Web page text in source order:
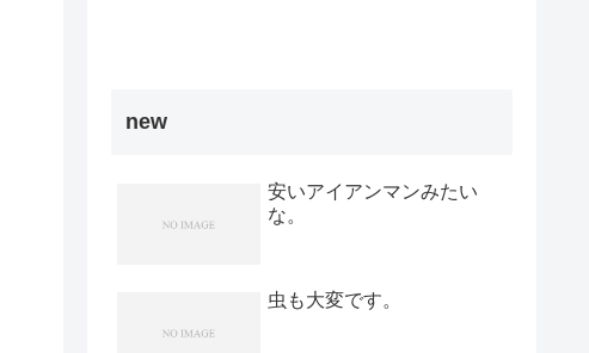
new
安いアイアンマンみたい
な。
虫も大変です。